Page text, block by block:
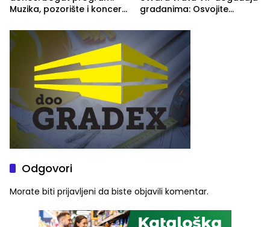
Muzika, pozorište i koncert
građanima: Osvojite
Graše
Odgovori
Morate biti prijavljeni da biste objavili komentar.